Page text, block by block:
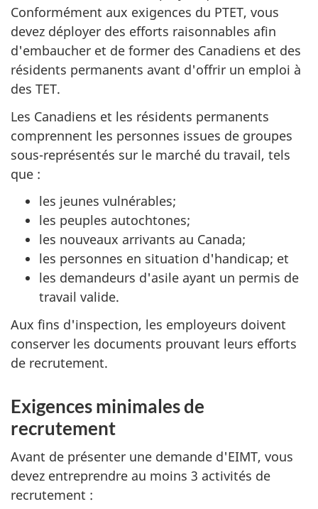
Conformément aux exigences du PTET, vous
devez déployer des efforts raisonnables afin
d'embaucher et de former des Canadiens et des
résidents permanents avant d'offrir un emploi à
des TET.
Les Canadiens et les résidents permanents
comprennent les personnes issues de groupes
sous-représentés sur le marché du travail, tels
que :
les jeunes vulnérables;
les peuples autochtones;
les nouveaux arrivants au Canada;
les personnes en situation d'handicap; et
les demandeurs d'asile ayant un permis de
travail valide.
Aux fins d'inspection, les employeurs doivent
conserver les documents prouvant leurs efforts
de recrutement.
Exigences minimales de
recrutement
Avant de présenter une demande d'EIMT, vous
devez entreprendre au moins 3 activités de
recrutement :